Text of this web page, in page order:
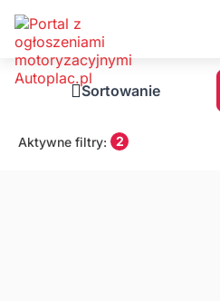
Sortowanie
Aktywne filtry: 2